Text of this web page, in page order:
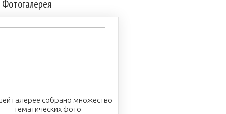
Фотогалерея
галерее собрано множество
тематических фото